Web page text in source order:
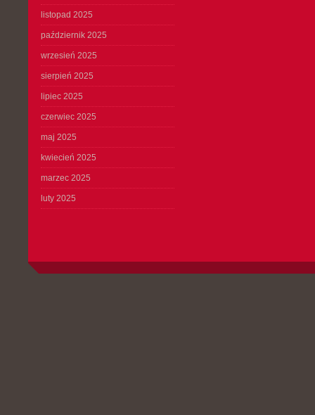
listopad 2025
październik 2025
wrzesień 2025
sierpień 2025
lipiec 2025
czerwiec 2025
maj 2025
kwiecień 2025
marzec 2025
luty 2025